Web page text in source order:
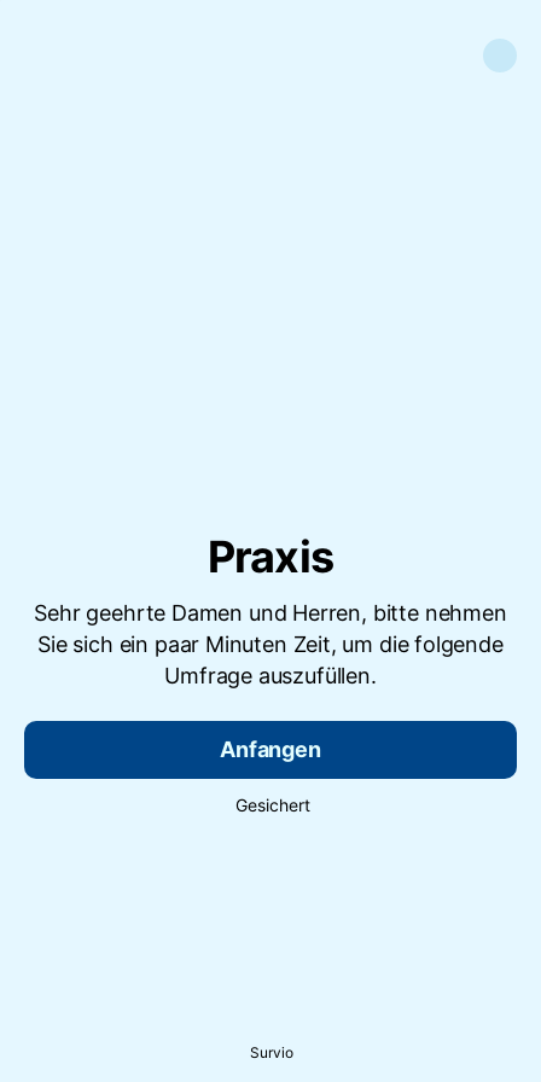
Praxis
Sehr geehrte Damen und Herren, bitte nehmen
Sie sich ein paar Minuten Zeit, um die folgende
Umfrage auszufüllen.
Anfangen
Gesichert
Survio